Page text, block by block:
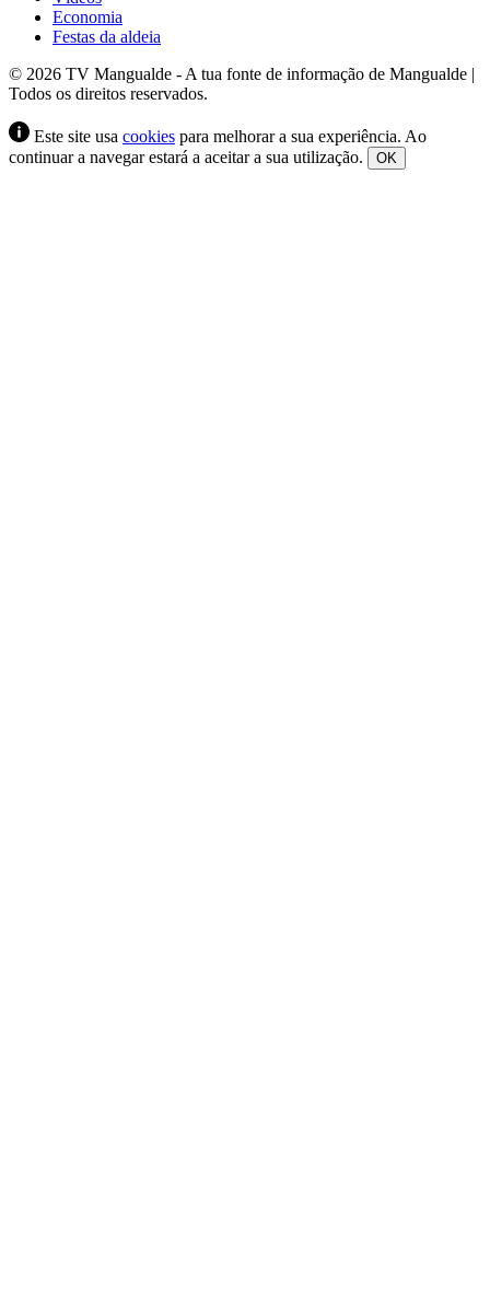
Economia
Festas da aldeia
© 2026 TV Mangualde - A tua fonte de informação de Mangualde |
Todos os direitos reservados.
Este site usa cookies para melhorar a sua experiência. Ao
continuar a navegar estará a aceitar a sua utilização.
OK